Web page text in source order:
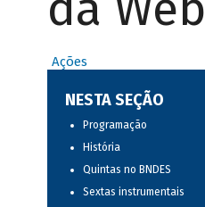
Ações
NESTA SEÇÃO
Programação
História
Quintas no BNDES
Sextas instrumentais